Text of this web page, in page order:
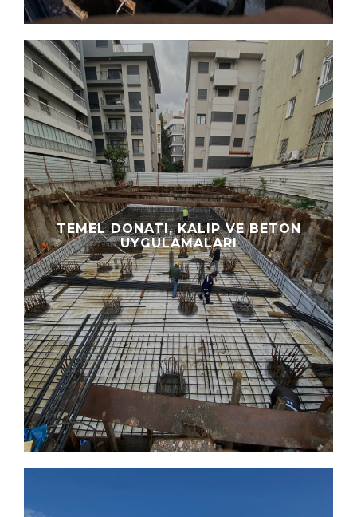
TEMEL DONATI, KALIP VE BETON
UYGULAMALARI